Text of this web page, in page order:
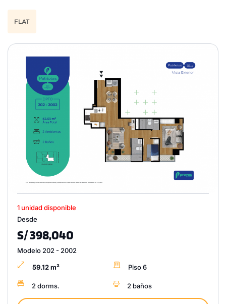
FLAT
1 unidad disponible
Desde
S/ 398,040
Modelo 202 - 2002
59.12 m² Piso 6
2 dorms. 2 baños